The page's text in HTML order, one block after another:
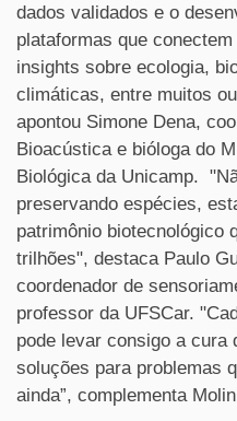
dados validados e o
plataformas que
insights sobre ecologia,
climáticas, entre muitos
apontou Simone Dena,
Bioacústica e bióloga do
Biológica da Unicamp.
preservando espécies,
patrimônio biotecnológico
trilhões", destaca Paulo
coordenador de
professor da UFSCar.
pode levar consigo a cura
soluções para problemas
ainda”, complementa